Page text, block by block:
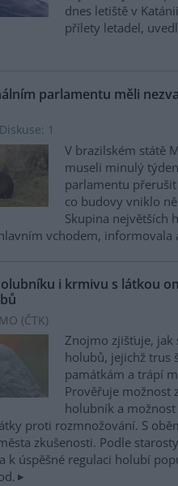
dnes letiště v
přílety letadel,
parlamentu měli
Diskuse: 1
V brazilském státě
museli minulý
parlamentu
co budovy vniklo
Skupina největších
vchodem, informovala
i krmivu s látkou
(ČTK)
Znojmo zjišťuje, jak
holubů, jejichž trus
památkám a trápí
Prověřuje možnost
holubník a
proti rozmnožování. S
zkušenosti. Podle
k úspěšné regulaci holubí